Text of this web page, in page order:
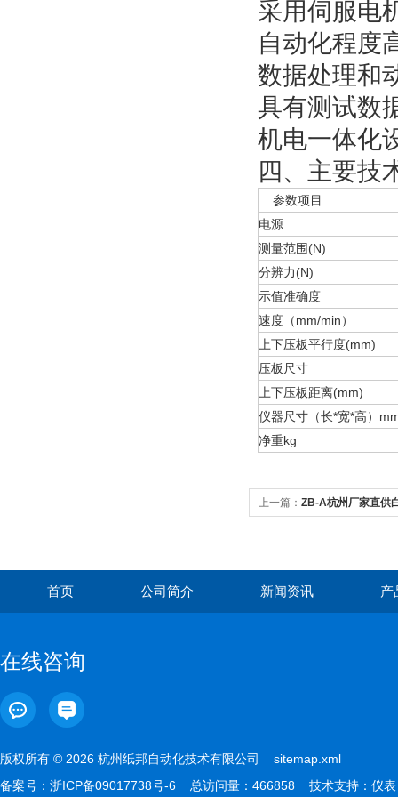
采用伺服电
自动化程度
数据处理和
具有测试数
机电一体化
四、主要技
参数项目
电源
测量范围(N)
分辨力(N)
示值准确度
速度（mm/min）
上下压板平行度(mm)
压板尺寸
上下压板距离(mm)
仪器尺寸（长*宽*高）
净重kg
上一篇： ZB-A杭州厂家直供
首页 公司简介 新闻资讯 产
在线咨询
版权所有 © 2026 杭州纸邦自动化技术有限公司 sitemap.xml
备案号： 浙ICP备09017738号-6 总访问量：466858 技术支持： 仪表